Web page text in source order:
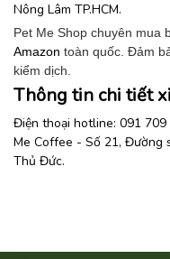
Nông Lâm TP.HCM.
Pet Me Shop chuyên mua
Amazon toàn quốc. Đảm
kiểm dịch.
Thông tin chi tiết
Điện thoại hotline: 091
Me Coffee - Số 21, Đường
Thủ Đức.